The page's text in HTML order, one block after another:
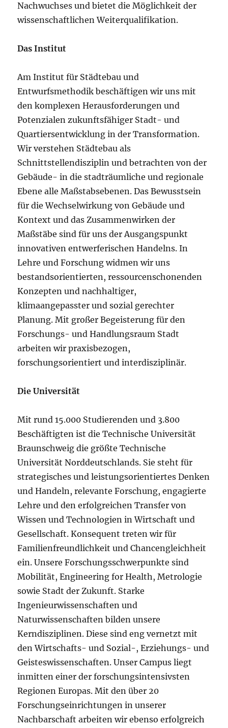
Nachwuchses und bietet die Möglichkeit der
wissenschaftlichen Weiterqualifikation.
Das Institut
Am Institut für Städtebau und
Entwurfsmethodik beschäftigen wir uns mit
den komplexen Herausforderungen und
Potenzialen zukunftsfähiger Stadt- und
Quartiersentwicklung in der Transformation.
Wir verstehen Städtebau als
Schnittstellendisziplin und betrachten von der
Gebäude- in die stadträumliche und regionale
Ebene alle Maßstabsebenen. Das Bewusstsein
für die Wechselwirkung von Gebäude und
Kontext und das Zusammenwirken der
Maßstäbe sind für uns der Ausgangspunkt
innovativen entwerferischen Handelns. In
Lehre und Forschung widmen wir uns
bestandsorientierten, ressourcenschonenden
Konzepten und nachhaltiger,
klimaangepasster und sozial gerechter
Planung. Mit großer Begeisterung für den
Forschungs- und Handlungsraum Stadt
arbeiten wir praxisbezogen,
forschungsorientiert und interdisziplinär.
Die Universität
Mit rund 15.000 Studierenden und 3.800
Beschäftigten ist die Technische Universität
Braunschweig die größte Technische
Universität Norddeutschlands. Sie steht für
strategisches und leistungsorientiertes Denken
und Handeln, relevante Forschung, engagierte
Lehre und den erfolgreichen Transfer von
Wissen und Technologien in Wirtschaft und
Gesellschaft. Konsequent treten wir für
Familienfreundlichkeit und Chancengleichheit
ein. Unsere Forschungsschwerpunkte sind
Mobilität, Engineering for Health, Metrologie
sowie Stadt der Zukunft. Starke
Ingenieurwissenschaften und
Naturwissenschaften bilden unsere
Kerndisziplinen. Diese sind eng vernetzt mit
den Wirtschafts- und Sozial-, Erziehungs- und
Geisteswissenschaften. Unser Campus liegt
inmitten einer der forschungsintensivsten
Regionen Europas. Mit den über 20
Forschungseinrichtungen in unserer
Nachbarschaft arbeiten wir ebenso erfolgreich